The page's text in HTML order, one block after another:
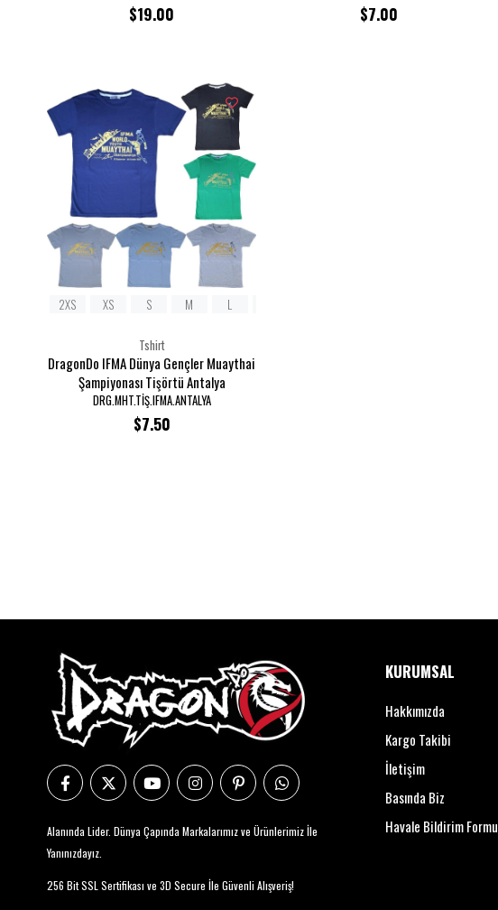
$19.00 $7.00
Tshirt
DragonDo IFMA Dünya Gençler Muaythai
Şampiyonası Tişörtü Antalya
DRG.MHT.TİŞ.IFMA.ANTALYA
$7.50
2XS XS S M L
Alanında Lider. Dünya Çapında Markalarımız ve Ürünlerimiz İle
Yanınızdayız.
256 Bit SSL Sertifikası ve 3D Secure İle Güvenli Alışveriş!
KURUMSAL
Hakkımızda
Kargo Takibi
İletişim
Basında Biz
Havale Bildirim Formu